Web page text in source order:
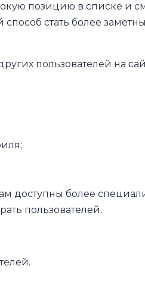
позицию в списке и
способ стать более
пользователей на
доступны более
пользователей.